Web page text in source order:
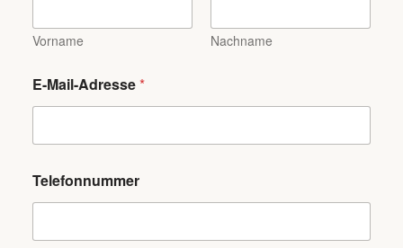
a
i
-
A
d
e
s
K
Vorname Nachname
E-Mail-Adresse*
Telefonnummer